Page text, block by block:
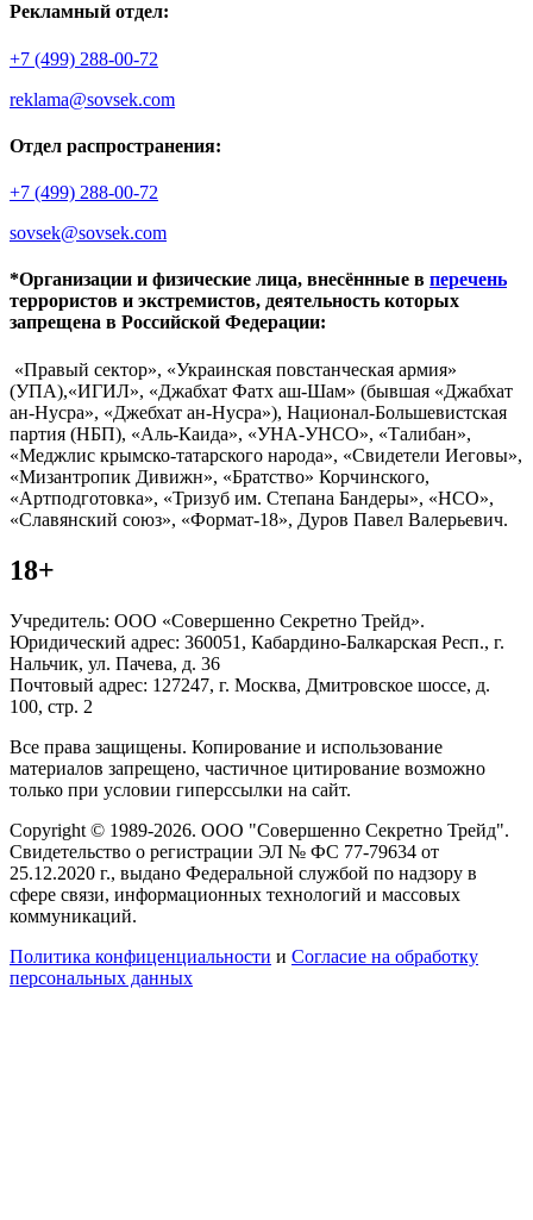
Рекламный отдел:
+7 (499) 288-00-72
reklama@sovsek.com
Отдел распространения:
+7 (499) 288-00-72
sovsek@sovsek.com
*Организации и физические лица, внесённные в перечень
террористов и экстремистов, деятельность которых
запрещена в Российской Федерации:
«Правый сектор», «Украинская повстанческая армия»
(УПА),«ИГИЛ», «Джабхат Фатх аш-Шам» (бывшая «Джабхат
ан-Нусра», «Джебхат ан-Нусра»), Национал-Большевистская
партия (НБП), «Аль-Каида», «УНА-УНСО», «Талибан»,
«Меджлис крымско-татарского народа», «Свидетели Иеговы»,
«Мизантропик Дивижн», «Братство» Корчинского,
«Артподготовка», «Тризуб им. Степана Бандеры», «НСО»,
«Славянский союз», «Формат-18», Дуров Павел Валерьевич.
18+
Учредитель: ООО «Совершенно Секретно Трейд».
Юридический адрес: 360051, Кабардино-Балкарская Респ., г.
Нальчик, ул. Пачева, д. 36
Почтовый адрес: 127247, г. Москва, Дмитровское шоссе, д.
100, стр. 2
Все права защищены. Копирование и использование
материалов запрещено, частичное цитирование возможно
только при условии гиперссылки на сайт.
Copyright © 1989-2026. ООО "Совершенно Секретно Трейд".
Свидетельство о регистрации ЭЛ № ФС 77-79634 от
25.12.2020 г., выдано Федеральной службой по надзору в
сфере связи, информационных технологий и массовых
коммуникаций.
Политика конфиценциальности и Согласие на обработку
персональных данных